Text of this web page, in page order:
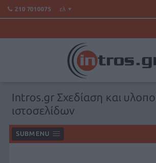
210 7010075 ελ
Intros.gr Σχεδίαση και
ιστοσελίδων
SUBMENU